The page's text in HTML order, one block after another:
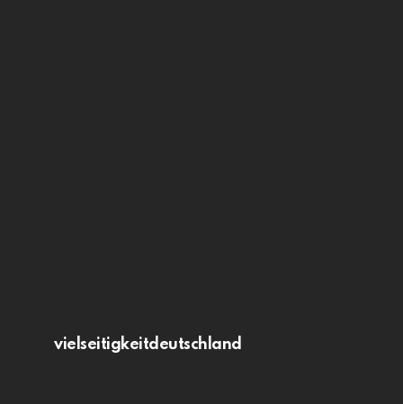
vielseitigkeitdeutschland